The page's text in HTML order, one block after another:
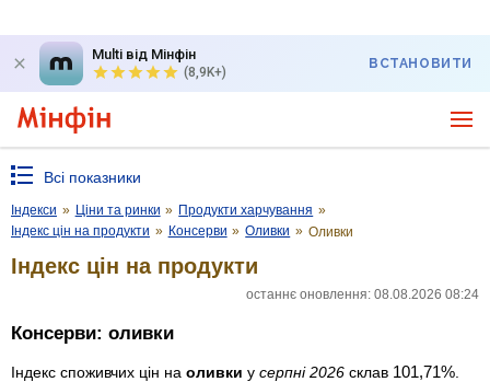
Multi від Мінфін
(8,9K+)
ВСТАНОВИТИ
Всі показники
Індекси » Ціни та ринки » Продукти харчування »
Індекс цін на продукти » Консерви » Оливки » Оливки
Індекс цін на продукти
останнє оновлення: 08.08.2026 08:24
Консерви: оливки
Індекс споживчих цін на оливки у серпні 2026 склав 101,71%